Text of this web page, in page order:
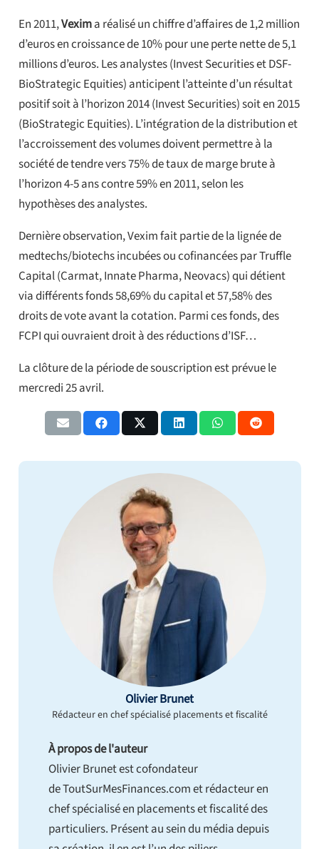
En 2011,Vexima réalisé un chiffre d’affaires de 1,2 million
d’euros en croissance de 10% pour une perte nette de 5,1
millions d’euros. Les analystes (Invest Securities et DSF-
BioStrategic Equities) anticipent l’atteinte d’un résultat
positif soit à l’horizon 2014 (Invest Securities) soit en 2015
(BioStrategic Equities). L’intégration de la distribution et
l’accroissement des volumes doivent permettre à la
société de tendre vers 75% de taux de marge brute à
l’horizon 4-5 ans contre 59% en 2011, selon les
hypothèses des analystes.
Dernière observation, Vexim fait partie de la lignée de
medtechs/biotechs incubées ou cofinancées par Truffle
Capital (Carmat, Innate Pharma, Neovacs) qui détient
via différents fonds 58,69% du capital et 57,58% des
droits de vote avant la cotation. Parmi ces fonds, des
FCPI qui ouvraient droit à des réductions d’ISF…
La clôture de la période de souscription est prévue le
mercredi 25 avril.
Olivier Brunet
Rédacteur en chef spécialisé placements et fiscalité
À propos de l'auteur
Olivier Brunet est cofondateur
de ToutSurMesFinances.com et rédacteur en
chef spécialisé en placements et fiscalité des
particuliers. Présent au sein du média depuis